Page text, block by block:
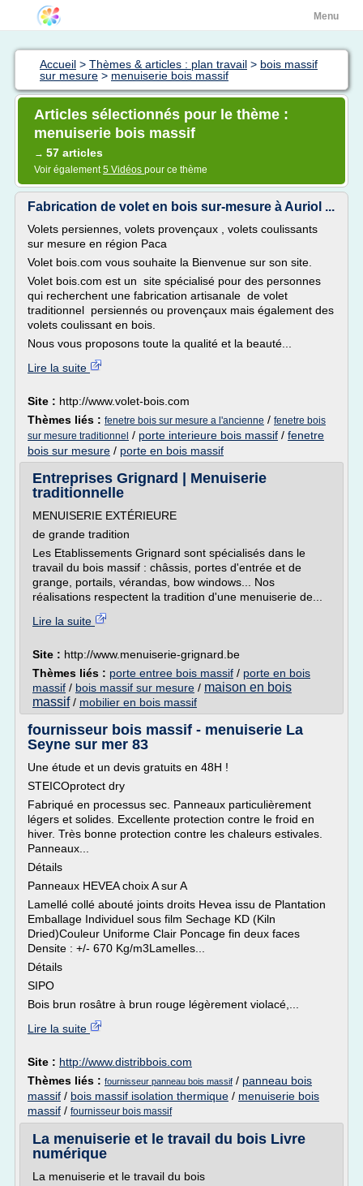
Menu
Accueil > Thèmes & articles : plan travail > bois massif
sur mesure > menuiserie bois massif
Articles sélectionnés pour le thème :
menuiserie bois massif
→ 57 articles
Voir également5 Vidéos pour ce thème
Fabrication de volet en bois sur-mesure à Auriol ...
Volets persiennes, volets provençaux , volets coulissants
sur mesure en région Paca
Volet bois.com vous souhaite la Bienvenue sur son site.
Volet bois.com est un site spécialisé pour des personnes
qui recherchent une fabrication artisanale de volet
traditionnel persiennés ou provençaux mais également des
volets coulissant en bois.
Nous vous proposons toute la qualité et la beauté...
Lire la suite
Site : http://www.volet-bois.com
Thèmes liés : fenetre bois sur mesure a l'ancienne / fenetre bois
sur mesure traditionnel / porte interieure bois massif / fenetre
bois sur mesure / porte en bois massif
Entreprises Grignard | Menuiserie
traditionnelle
MENUISERIE EXTÉRIEURE
de grande tradition
Les Etablissements Grignard sont spécialisés dans le
travail du bois massif : châssis, portes d'entrée et de
grange, portails, vérandas, bow windows... Nos
réalisations respectent la tradition d'une menuiserie de...
Lire la suite
Site : http://www.menuiserie-grignard.be
Thèmes liés : porte entree bois massif / porte en bois
massif / bois massif sur mesure / maison en bois
massif/ mobilier en bois massif
fournisseur bois massif - menuiserie La
Seyne sur mer 83
Une étude et un devis gratuits en 48H !
STEICOprotect dry
Fabriqué en processus sec. Panneaux particulièrement
légers et solides. Excellente protection contre le froid en
hiver. Très bonne protection contre les chaleurs estivales.
Panneaux...
Détails
Panneaux HEVEA choix A sur A
Lamellé collé abouté joints droits Hevea issu de Plantation
Emballage Individuel sous film Sechage KD (Kiln
Dried)Couleur Uniforme Clair Poncage fin deux faces
Densite : +/- 670 Kg/m3Lamelles...
Détails
SIPO
Bois brun rosâtre à brun rouge légèrement violacé,...
Lire la suite
Site : http://www.distribbois.com
Thèmes liés : fournisseur panneau bois massif / panneau bois
massif / bois massif isolation thermique / menuiserie bois
massif / fournisseur bois massif
La menuiserie et le travail du bois Livre
numérique
La menuiserie et le travail du bois